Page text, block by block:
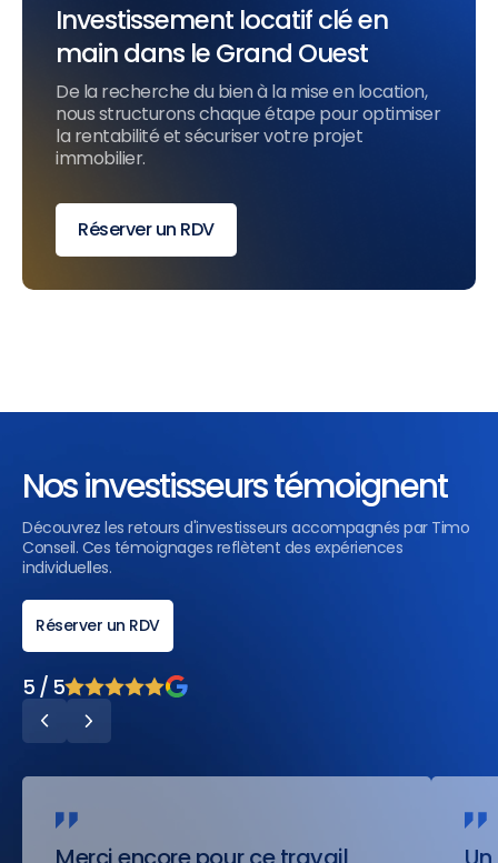
Investissement locatif clé en
main dans le Grand Ouest
De la recherche du bien à la mise en location,
nous structurons chaque étape pour optimiser
la rentabilité et sécuriser votre projet
immobilier.
Réserver un RDV
Nos investisseurs témoignent
Découvrez les retours d'investisseurs accompagnés par Timo
Conseil. Ces témoignages reflètent des expériences
individuelles.
Réserver un RDV
5 / 5